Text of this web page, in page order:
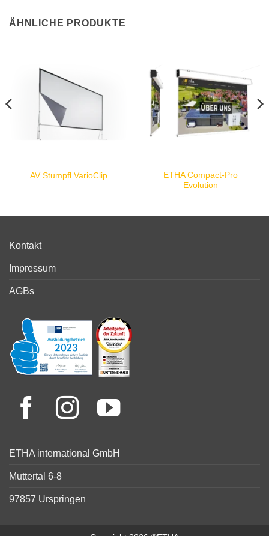
ÄHNLICHE PRODUKTE
AV Stumpfl VarioClip
ETHA Compact-Pro
Evolution
Kontakt
Impressum
AGBs
ETHA international GmbH
Muttertal 6-8
97857 Urspringen